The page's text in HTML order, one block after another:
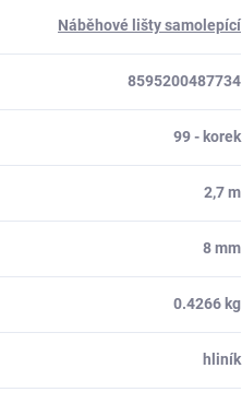
Náběhové lišty samolepící
8595200487734
99 - korek
2,7 m
8 mm
0.4266 kg
hliník